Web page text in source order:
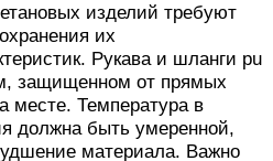
изделий требуют
их
Рукава и шланги pu
защищенном от прямых
месте. Температура в
должна быть умеренной,
материала. Важно